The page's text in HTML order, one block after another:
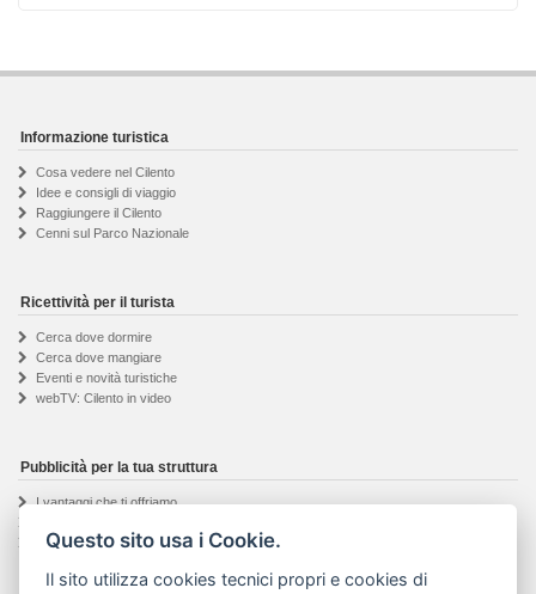
Informazione turistica
Cosa vedere nel Cilento
Idee e consigli di viaggio
Raggiungere il Cilento
Cenni sul Parco Nazionale
Ricettività per il turista
Cerca dove dormire
Cerca dove mangiare
Eventi e novità turistiche
webTV: Cilento in video
Pubblicità per la tua struttura
I vantaggi che ti offriamo
Richiedi informazioni
Questo sito usa i Cookie.
Il sito utilizza cookies tecnici propri e cookies di